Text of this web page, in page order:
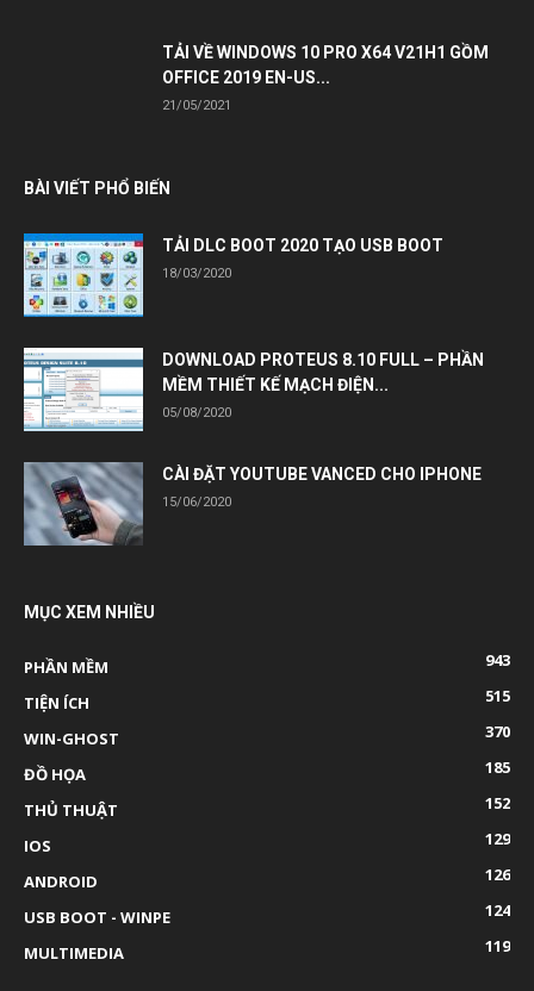
TẢI VỀ WINDOWS 10 PRO X64 V21H1 GỒM
OFFICE 2019 EN-US...
21/05/2021
BÀI VIẾT PHỔ BIẾN
TẢI DLC BOOT 2020 TẠO USB BOOT
18/03/2020
DOWNLOAD PROTEUS 8.10 FULL – PHẦN
MỀM THIẾT KẾ MẠCH ĐIỆN...
05/08/2020
CÀI ĐẶT YOUTUBE VANCED CHO IPHONE
15/06/2020
MỤC XEM NHIỀU
PHẦN MỀM
943
TIỆN ÍCH
515
WIN-GHOST
370
ĐỒ HỌA
185
THỦ THUẬT
152
IOS
129
ANDROID
126
USB BOOT - WINPE
124
MULTIMEDIA
119